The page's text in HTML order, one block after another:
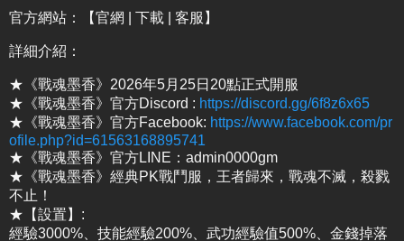
官方網站： 【官網 | 下載 | 客服】
詳細介紹 ：
★《戰魂墨香》2026年5月25日20點正式開服
★《戰魂墨香》官方Discord : https://discord.gg/6f8z6x65
★《戰魂墨香》官方Facebook: https://www.facebook.com/pr
ofile.php?id=61563168895741
★《戰魂墨香》官方LINE：admin0000gm
★《戰魂墨香》經典PK戰鬥服，王者歸來，戰魂不滅，殺戮
不止！
★【設置】:
經驗3000%、技能經驗200%、武功經驗值500%、金錢掉落